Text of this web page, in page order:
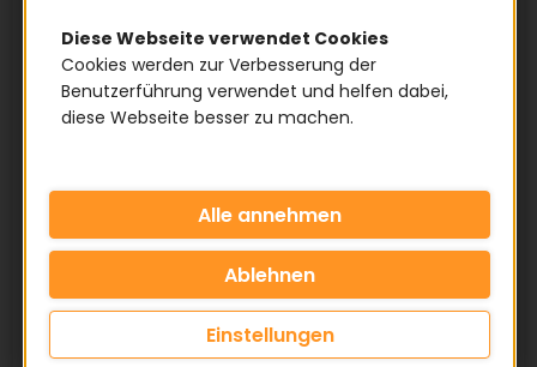
Diese Webseite verwendet Cookies
Cookies werden zur Verbesserung der
Benutzerführung verwendet und helfen dabei,
diese Webseite besser zu machen.
Einstellungen